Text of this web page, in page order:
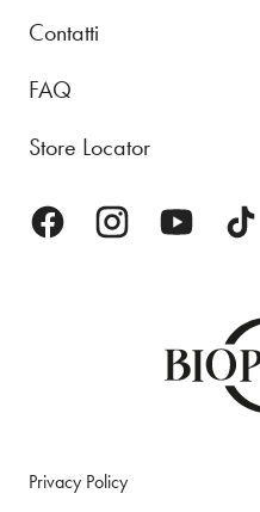
Contatti
FAQ
Store Locator
Privacy Policy